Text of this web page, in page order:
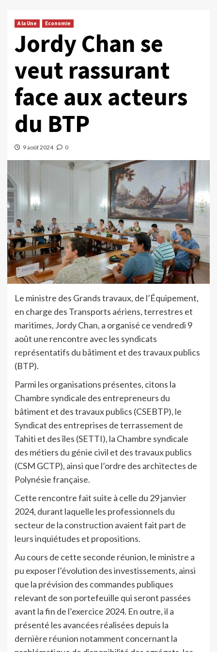
A la Une Economie
Jordy Chan se
veut rassurant
face aux acteurs
du BTP
9 août 2024 0
Le ministre des Grands travaux, de l’Équipement,
en charge des Transports aériens, terrestres et
maritimes, Jordy Chan, a organisé ce vendredi 9
août une rencontre avec les syndicats
représentatifs du bâtiment et des travaux publics
(BTP).
Parmi les organisations présentes, citons la
Chambre syndicale des entrepreneurs du
bâtiment et des travaux publics (CSEBTP), le
Syndicat des entreprises de terrassement de
Tahiti et des îles (SETTI), la Chambre syndicale
des métiers du génie civil et des travaux publics
(CSM GCTP), ainsi que l’ordre des architectes de
Polynésie française.
Cette rencontre fait suite à celle du 29 janvier
2024, durant laquelle les professionnels du
secteur de la construction avaient fait part de
leurs inquiétudes et propositions.
Au cours de cette seconde réunion, le ministre a
pu exposer l’évolution des investissements, ainsi
que la prévision des commandes publiques
relevant de son portefeuille qui seront passées
avant la fin de l’exercice 2024. En outre, il a
présenté les avancées réalisées depuis la
dernière réunion notamment concernant la